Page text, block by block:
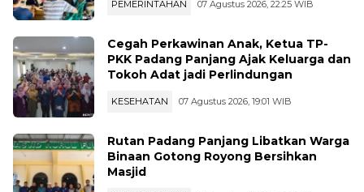
PEMERINTAHAN 07 Agustus 2026, 22:25 WIB
Cegah Perkawinan Anak, Ketua TP-
PKK Padang Panjang Ajak Keluarga dan
Tokoh Adat jadi Perlindungan
KESEHATAN 07 Agustus 2026, 19:01 WIB
Rutan Padang Panjang Libatkan Warga
Binaan Gotong Royong Bersihkan
Masjid